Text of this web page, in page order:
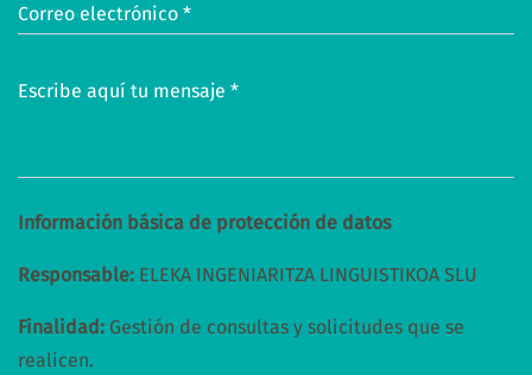
Correo electrónico *
Escribe aquí tu mensaje *
Información básica de protección de datos
Responsable: ELEKA INGENIARITZA LINGUISTIKOA SLU
Finalidad: Gestión de consultas y solicitudes que se
realicen.